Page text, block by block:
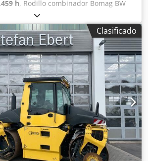
h, Rodillo combinador Bomag BW
de fabricación: 2017, horas de
1459 horas, motor: Kubota [55,4
Manager 2, cortador de asfalto a la
kg, banda de rodadura lisa, buen
uso inmediato. Si lo desea, le
de arrendamiento o
(tel. ) estará encantado de
más información, visite nuestra
y venta previa. Posibilidad de
= Dcodpfxozq Tzms Acksk
con Tobias Ebert para obtener más
Clasificado